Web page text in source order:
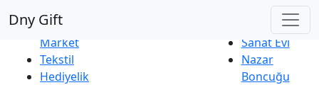
Dny Gift
Yeni Ürünler
İndirim
Market
Tekstil
Hediyelik
Sanat Evi
Nazar
Boncuğu